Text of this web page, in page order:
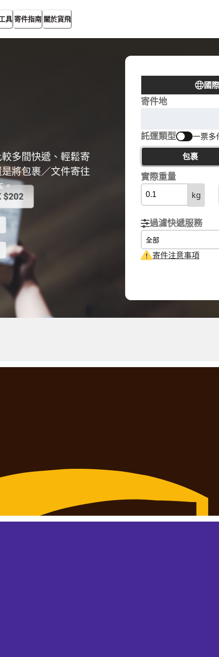
具 寄件指南 關於貨飛
多間快遞、輕鬆寄
將包裹／文件寄往
。
國
寄件地
託運類型 一票多
包裹
實際重量
kg
過濾快遞服務
全部
寄件注意事項